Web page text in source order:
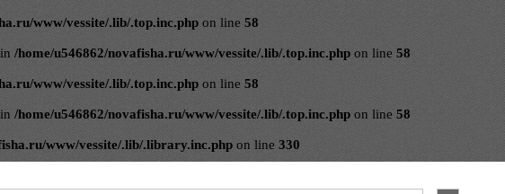
www/vessite/.lib/.top.inc.php on line 58
/home/u546862/novafisha.ru/www/vessite/.lib/.top.inc.php on line 58
www/vessite/.lib/.top.inc.php on line 58
/home/u546862/novafisha.ru/www/vessite/.lib/.top.inc.php on line 58
www/vessite/.lib/.library.inc.php on line 330